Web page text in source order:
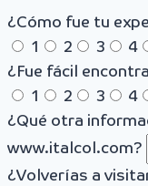
¿Cómo fue tu
1
2 3 4
¿Fue fácil
1
2 3 4
¿Qué otra
www.italcol.com?
¿Volverías a